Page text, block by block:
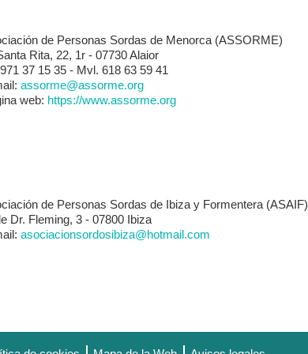
de Personas Sordas de Menorca (ASSORME)
Rita, 22, 1r - 07730 Alaior
37 15 35 - Mvl. 618 63 59 41
assorme@assorme.org
web: https://www.assorme.org
de Personas Sordas de Ibiza y Formentera (ASAIF)
Dr. Fleming, 3 - 07800 Ibiza
asociacionsordosibiza@hotmail.com